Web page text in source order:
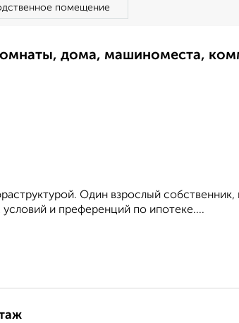
помещение
дома, машиноместа,
Один взрослый
и преференций по ипотеке....